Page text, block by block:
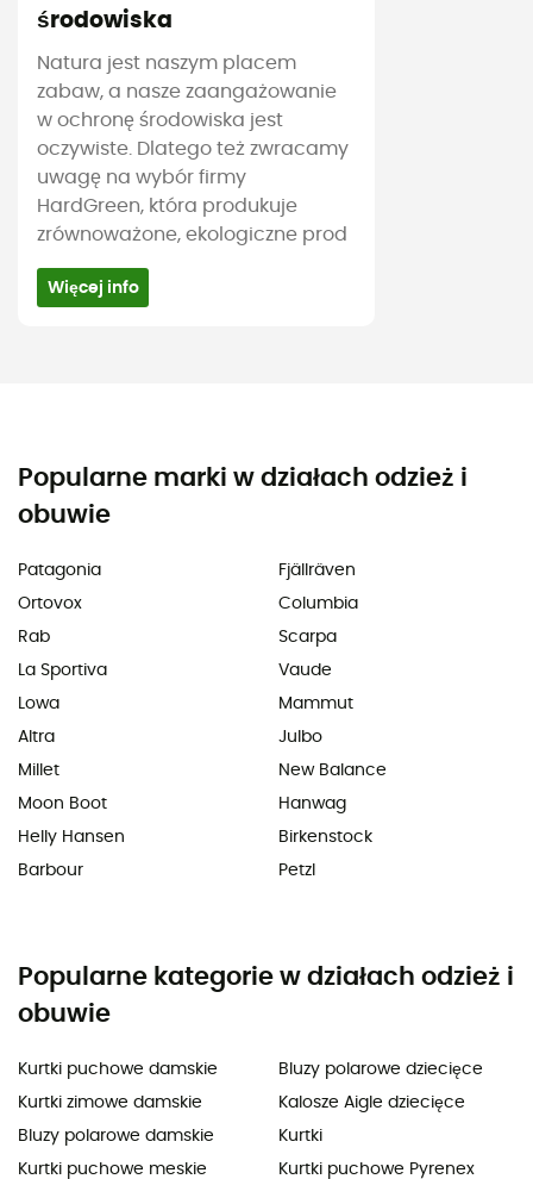
środowiska
Natura jest naszym placem
zabaw, a nasze zaangażowanie
w ochronę środowiska jest
oczywiste. Dlatego też zwracamy
uwagę na wybór firmy
HardGreen, która produkuje
zrównoważone, ekologiczne prod
Więcej info
Popularne marki w działach odzież i
obuwie
Patagonia
Ortovox
Rab
La Sportiva
Lowa
Altra
Millet
Moon Boot
Helly Hansen
Barbour
Fjällräven
Columbia
Scarpa
Vaude
Mammut
Julbo
New Balance
Hanwag
Birkenstock
Petzl
Popularne kategorie w działach odzież i
obuwie
Kurtki puchowe damskie
Kurtki zimowe damskie
Bluzy polarowe damskie
Kurtki puchowe meskie
Bluzy polarowe dziecięce
Kalosze Aigle dziecięce
Kurtki
Kurtki puchowe Pyrenex